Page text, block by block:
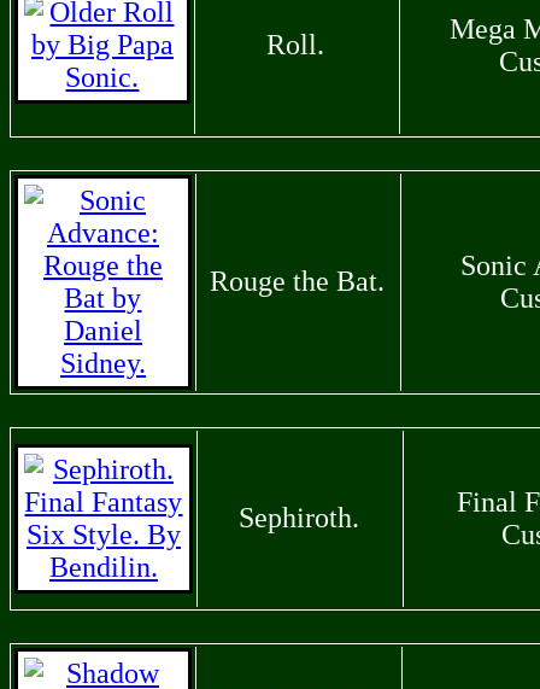
Roll.
Mega
Rouge the Bat.
Sonic
Sephiroth.
Final